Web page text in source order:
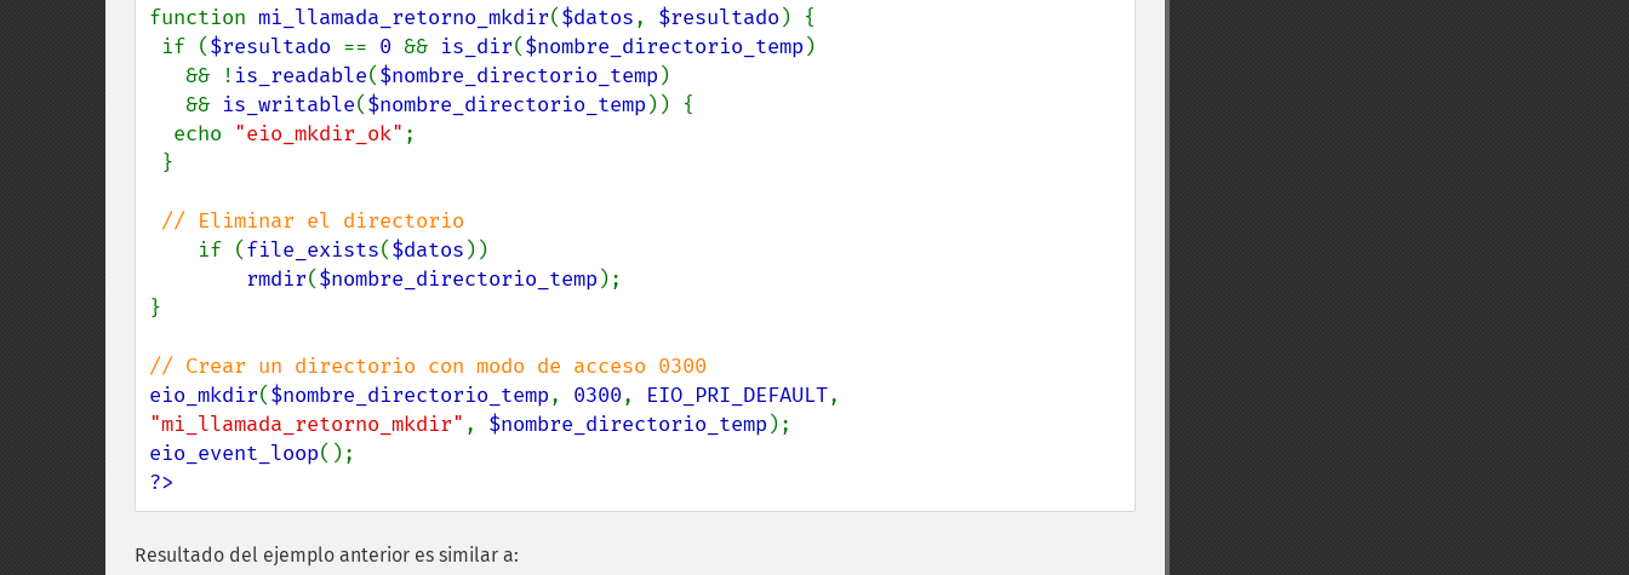
function mi_llamada_retorno_mkdir($datos, $resultado ) {
if ($resultado == 0 && is_dir($nombre_directorio_temp )
   && !
is_readable($nombre_directorio_temp )
   &&
is_writable($nombre_directorio_temp )) {
  echo
"eio_mkdir_ok" ;
// Eliminar el directorio
if (file_exists($datos ))
rmdir($nombre_directorio_temp );
}
eio_mkdir($nombre_directorio_temp, 0300, EIO_PRI_DEFAULT
"mi_llamada_retorno_mkdir" , $nombre_directorio_temp
eio_event_loop
?>
Resultado del ejemplo anterior es similar a: